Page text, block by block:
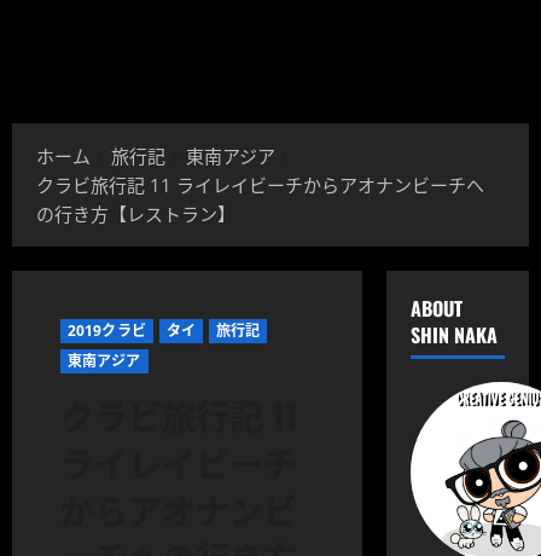
ホーム 旅行記
東南アジア
クラビ旅行記 11 ライレイビーチからアオナンビーチへ
の行き方【レストラン】
2019クラビ タイ
旅行記
東南アジア
ABOUT
SHIN NAKA